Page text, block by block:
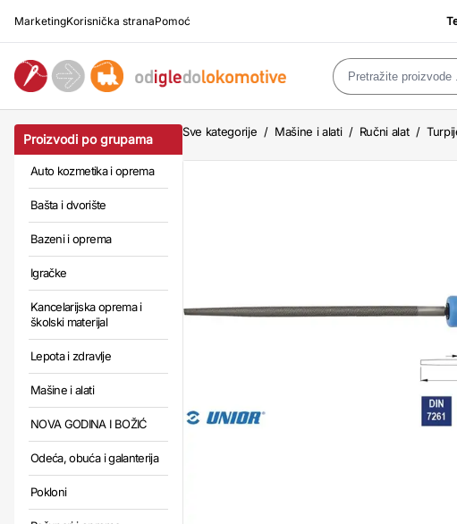
MarketingKorisnička stranaPomoć
Proizvodi po grupama
Auto kozmetika i oprema
Bašta i dvorište
Bazeni i oprema
Igračke
Kancelarijska oprema i
školski materijal
Lepota i zdravlje
Mašine i alati
NOVA GODINA I BOŽIĆ
Odeća, obuća i galanterija
Pokloni
Sve kategorije / Mašine i alati / Ručni alat /